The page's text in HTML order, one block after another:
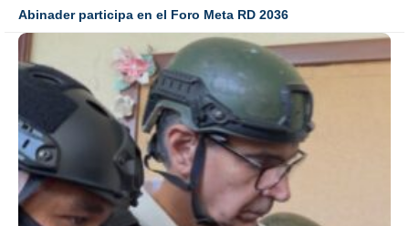
Abinader participa en el Foro Meta RD 2036